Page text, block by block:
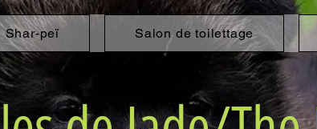
Shar-peï Salon de toilettage